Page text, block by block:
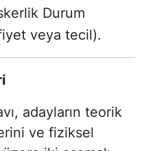
Durum
veya tecil).
adayların teorik
ve fiziksel